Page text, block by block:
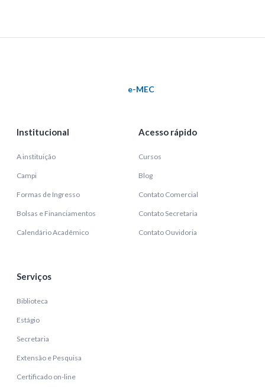
e-MEC
Institucional
A instituição
Campi
Formas de Ingresso
Bolsas e Financiamentos
Calendário Acadêmico
Acesso rápido
Cursos
Blog
Contato Comercial
Contato Secretaria
Contato Ouvidoria
Serviços
Biblioteca
Estágio
Secretaria
Extensão e Pesquisa
Certificado on-line